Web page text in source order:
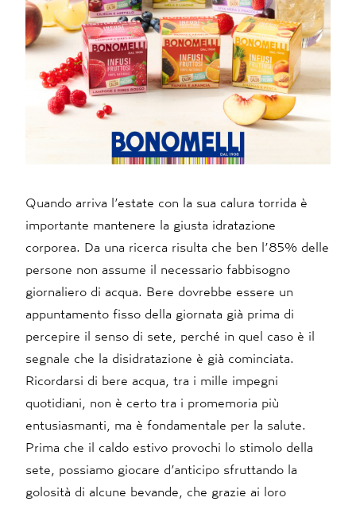
Quando arriva l’estate con la sua calura torrida è
importante mantenere la giusta idratazione
corporea. Da una ricerca risulta che ben l’85% delle
persone non assume il necessario fabbisogno
giornaliero di acqua. Bere dovrebbe essere un
appuntamento fisso della giornata già prima di
percepire il senso di sete, perché in quel caso è il
segnale che la disidratazione è già cominciata.
Ricordarsi di bere acqua, tra i mille impegni
quotidiani, non è certo tra i promemoria più
entusiasmanti, ma è fondamentale per la salute.
Prima che il caldo estivo provochi lo stimolo della
sete, possiamo giocare d’anticipo sfruttando la
golosità di alcune bevande, che grazie ai loro